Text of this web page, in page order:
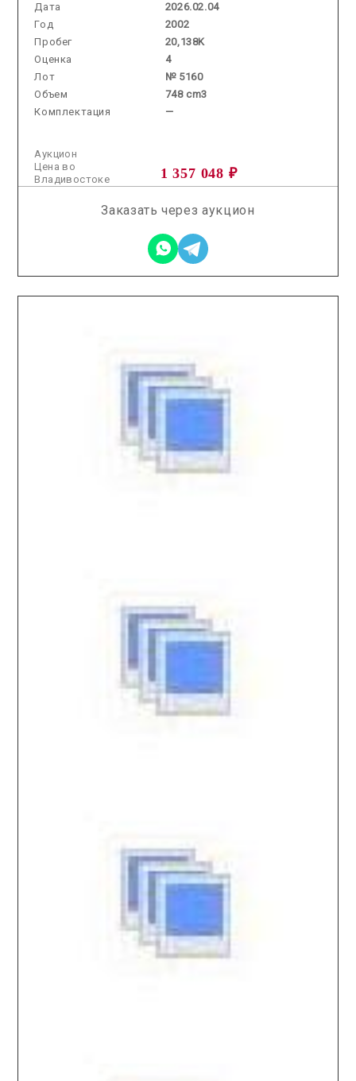
Дата
2026.02.04
Год
2002
Пробег
20,138K
Оценка
4
Лот
№ 5160
Объем
748 cm3
Комплектация
—
Аукцион
1 357 048 ₽
Цена во
Владивостоке
Заказать через аукцион